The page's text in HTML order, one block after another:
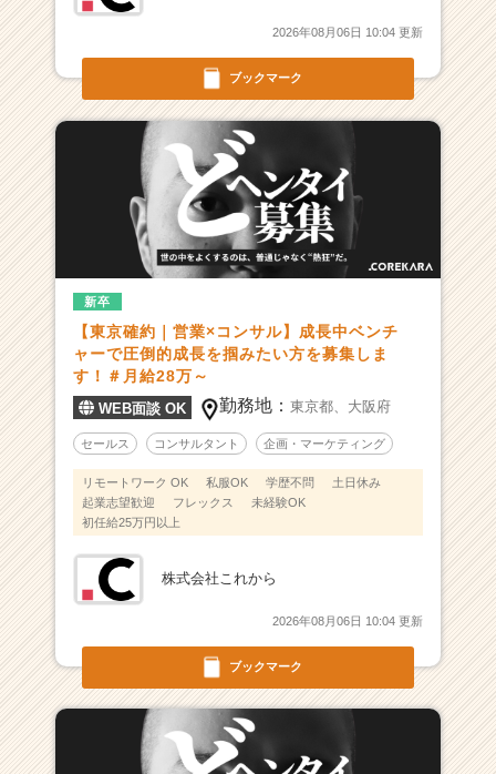
ブックマーク
2026年08月06日 10:04 更新
ブックマーク
新卒
【東京確約｜営業×コンサル】成長中ベンチ
ャーで圧倒的成長を掴みたい方を募集しま
す！＃月給28万～
WEB面談 OK 勤務地：東京都、 大阪府
セールス コンサルタント 企画・マーケティング
リモートワーク OK 私服OK 学歴不問
土日休み
起業志望歓迎
フレックス
未経験OK
初任給25万円以上
株式会社これから
2026年08月06日 10:04 更新